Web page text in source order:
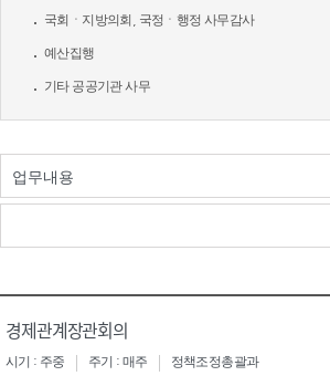
국회ㆍ지방의회, 국정ㆍ행정 사무감사
예산집행
기타 공공기관 사무
업무내용
경제관계장관회의
시기 : 주중 주기 : 매주
정책조정총괄과